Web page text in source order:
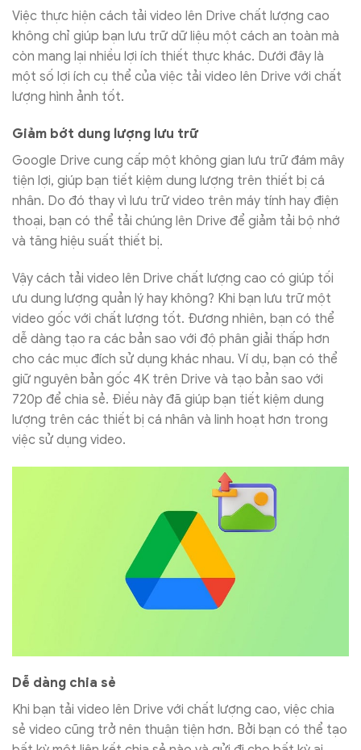
Việc thực hiện cách tải video lên Drive chất lượng cao
không chỉ giúp bạn lưu trữ dữ liệu một cách an toàn mà
còn mang lại nhiều lợi ích thiết thực khác. Dưới đây là
một số lợi ích cụ thể của việc tải video lên Drive với chất
lượng hình ảnh tốt.
Giảm bớt dung lượng lưu trữ
Google Drive cung cấp một không gian lưu trữ đám mây
tiện lợi, giúp bạn tiết kiệm dung lượng trên thiết bị cá
nhân. Do đó thay vì lưu trữ video trên máy tính hay điện
thoại, bạn có thể tải chúng lên Drive để giảm tải bộ nhớ
và tăng hiệu suất thiết bị.
Vậy cách tải video lên Drive chất lượng cao có giúp tối
ưu dung lượng quản lý hay không? Khi bạn lưu trữ một
video gốc với chất lượng tốt. Đương nhiên, bạn có thể
dễ dàng tạo ra các bản sao với độ phân giải thấp hơn
cho các mục đích sử dụng khác nhau. Ví dụ, bạn có thể
giữ nguyên bản gốc 4K trên Drive và tạo bản sao với
720p để chia sẻ. Điều này đã giúp bạn tiết kiệm dung
lượng trên các thiết bị cá nhân và linh hoạt hơn trong
việc sử dụng video.
Dễ dàng chia sẻ
Khi bạn tải video lên Drive với chất lượng cao, việc chia
sẻ video cũng trở nên thuận tiện hơn. Bởi bạn có thể tạo